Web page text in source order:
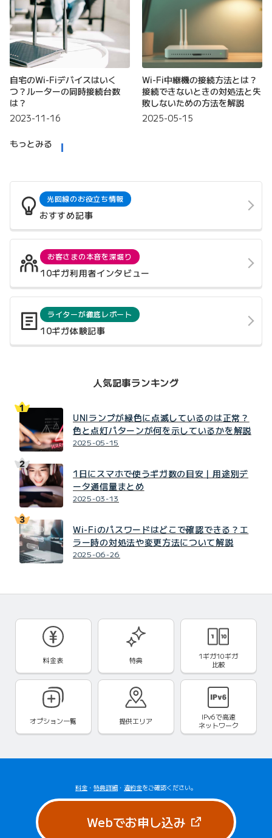
自宅のWi-Fiデバイスはいく
つ？ルーターの同時接続台数
は？
2023-11-16
Wi-Fi中継機の接続方法とは？
接続できないときの対処法と失
敗しないための方法を解説
2025-05-15
もっとみる
光回線のお役立ち情報
おすすめ記事
お客さまの本音を深堀り
10ギガ利用者インタビュー
ライターが徹底レポート
10ギガ体験記事
人気記事ランキング
UNIランプが緑色に点滅しているのは正常？
色と点灯パターンが何を示しているかを解説
2025-05-15
1日にスマホで使うギガ数の目安｜用途別デ
ータ通信量まとめ
2025-03-13
Wi-Fiのパスワードはどこで確認できる？エ
ラー時の対処法や変更方法について解説
2025-06-26
料金表 特典
1ギガ10ギガ
比較
オプション一覧 提供エリア IPv6で高速
ネットワーク
料金 ・ 特典詳細 ・ 違約金をご確認ください。
Webでお申し込み（新しいタブ